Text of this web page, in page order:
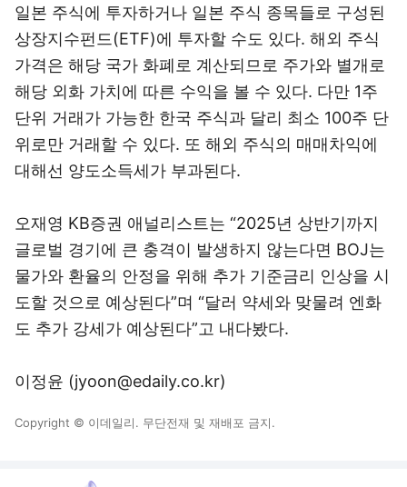
일본 주식에 투자하거나 일본 주식 종목들로 구성된
상장지수펀드(ETF)에 투자할 수도 있다. 해외 주식
가격은 해당 국가 화폐로 계산되므로 주가와 별개로
해당 외화 가치에 따른 수익을 볼 수 있다. 다만 1주
단위 거래가 가능한 한국 주식과 달리 최소 100주 단
위로만 거래할 수 있다. 또 해외 주식의 매매차익에
대해선 양도소득세가 부과된다.
오재영 KB증권 애널리스트는 “2025년 상반기까지
글로벌 경기에 큰 충격이 발생하지 않는다면 BOJ는
물가와 환율의 안정을 위해 추가 기준금리 인상을 시
도할 것으로 예상된다”며 “달러 약세와 맞물려 엔화
도 추가 강세가 예상된다”고 내다봤다.
이정윤 (jyoon@edaily.co.kr)
Copyright © 이데일리. 무단전재 및 재배포 금지.